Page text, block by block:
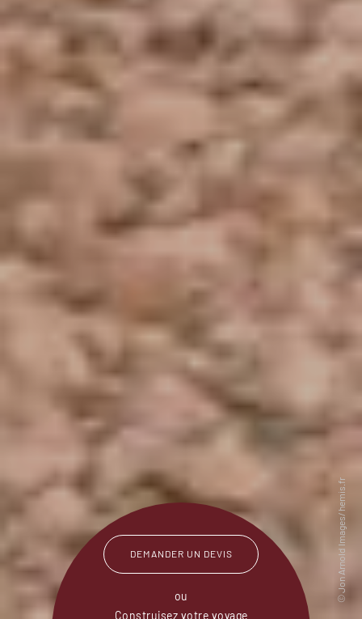
DEMANDER UN DEVIS
ou
Construisez votre voyage